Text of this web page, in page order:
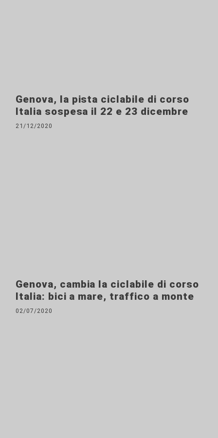
Genova, la pista ciclabile di corso
Italia sospesa il 22 e 23 dicembre
21/12/2020
Genova, cambia la ciclabile di corso
Italia: bici a mare, traffico a monte
02/07/2020